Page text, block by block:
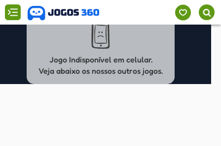
Jogo Indisponível em celular.
Veja abaixo os nossos outros jogos.